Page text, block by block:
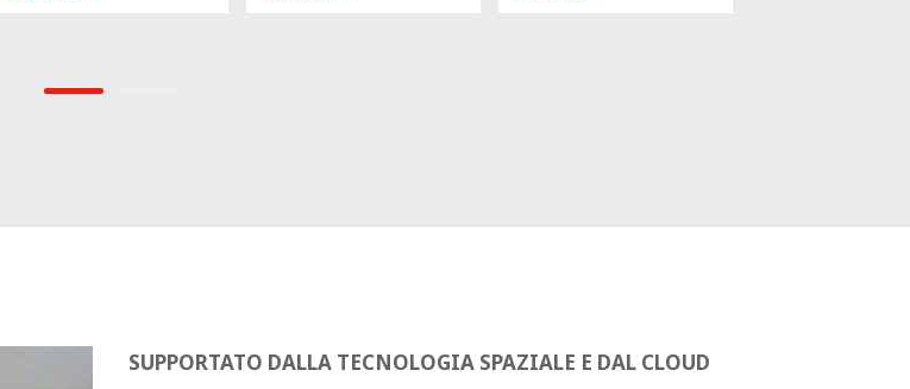
SUPPORTATO DALLA TECNOLOGIA SPAZIALE E DAL CLOUD